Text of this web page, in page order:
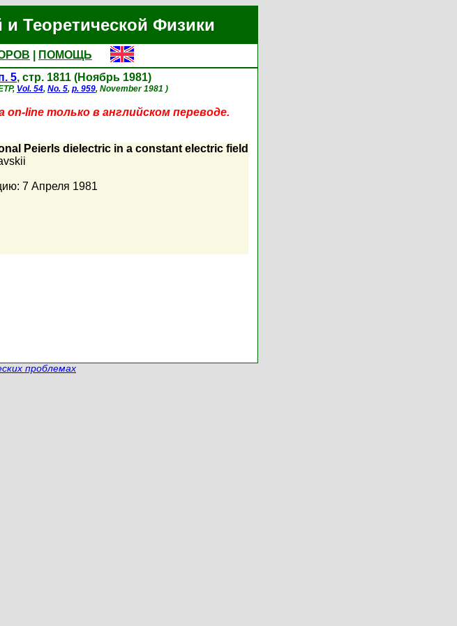
Теоретической Физики
ПОМОЩЬ
5, стр. 1811 (Ноябрь 1981)
Vol. 54, No. 5, p. 959, November 1981 )
line только в английском переводе.
Peierls dielectric in a constant electric field
7 Апреля 1981
проблемах